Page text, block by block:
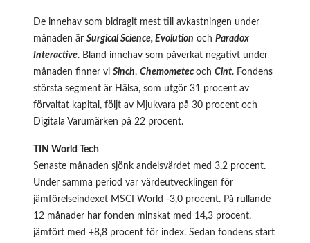
De innehav som bidragit mest till avkastningen under
månaden är Surgical Science, Evolution och Paradox
Interactive. Bland innehav som påverkat negativt under
månaden finner vi Sinch, Chemometec och Cint. Fondens
största segment är Hälsa, som utgör 31 procent av
förvaltat kapital, följt av Mjukvara på 30 procent och
Digitala Varumärken på 22 procent.
TIN World Tech
Senaste månaden sjönk andelsvärdet med 3,2 procent.
Under samma period var värdeutvecklingen för
jämförelseindexet MSCI World -3,0 procent. På rullande
12 månader har fonden minskat med 14,3 procent,
jämfört med +8,8 procent för index. Sedan fondens start